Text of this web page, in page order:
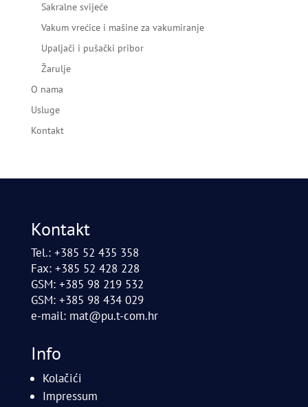
Sakralne svijeće
Vakum vrećice i mašine za vakumiranje
Upaljači i pušački pribor
Žarulje
O nama
Usluge
Kontakt
Kontakt
Tel.: +385 52 435 358
Fax: +385 52 428 228
GSM: +385 98 219 532
GSM: +385 98 434 029
e-mail: mat@pu.t-com.hr
Info
Kolačići
Impressum